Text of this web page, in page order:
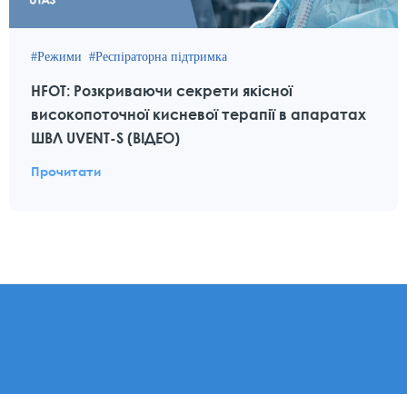
Режими Респіраторна підтримка
HFOT: Розкриваючи секрети якісної
високопоточної кисневої терапії в апаратах
ШВЛ UVENT-S (ВІДЕО)
Прочитати